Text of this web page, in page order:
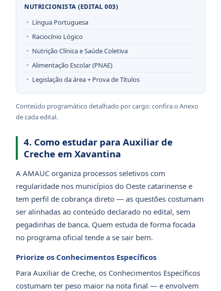
NUTRICIONISTA (EDITAL 003)
Língua Portuguesa
Raciocínio Lógico
Nutrição Clínica e Saúde Coletiva
Alimentação Escolar (PNAE)
Legislação da área + Prova de Títulos
Conteúdo programático detalhado por cargo: confira o Anexo
de cada edital.
4. Como estudar para Auxiliar de
Creche em Xavantina
A AMAUC organiza processos seletivos com
regularidade nos municípios do Oeste catarinense e
tem perfil de cobrança direto — as questões costumam
ser alinhadas ao conteúdo declarado no edital, sem
pegadinhas de banca. Quem estuda de forma focada
no programa oficial tende a se sair bem.
Priorize os Conhecimentos Específicos
Para Auxiliar de Creche, os Conhecimentos Específicos
costumam ter peso maior na nota final — e envolvem